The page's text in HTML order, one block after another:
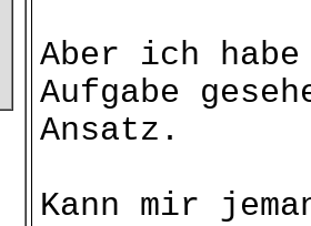
Aber ich
Aufgabe
Ansatz.
Kann mir